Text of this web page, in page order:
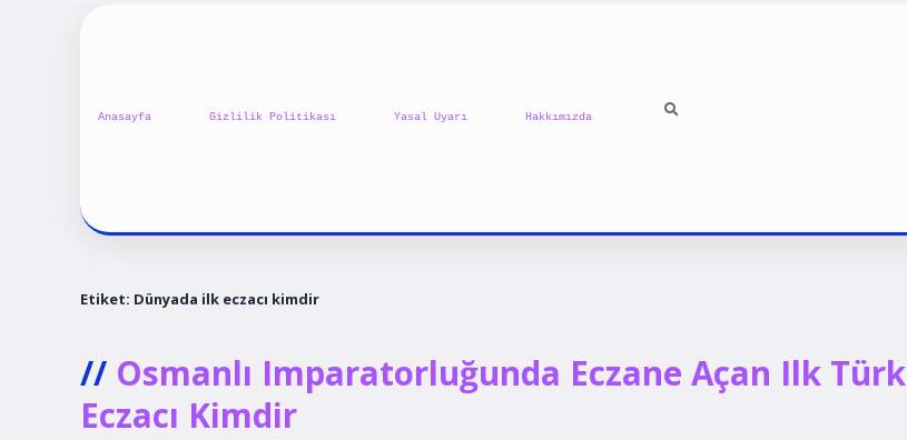
Anasayfa Gizlilik Politikası Yasal Uyarı Hakkımızda
Etiket: Dünyada ilk eczacı kimdir
Osmanlı Imparatorluğunda Eczane Açan Ilk Türk
Eczacı Kimdir